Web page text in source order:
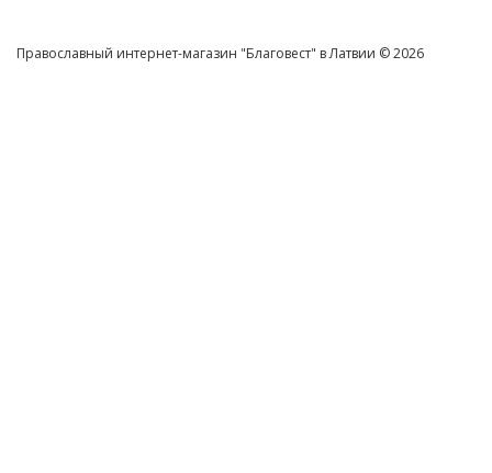
Православный интернет-магазин "Благовест" в Латвии © 2026